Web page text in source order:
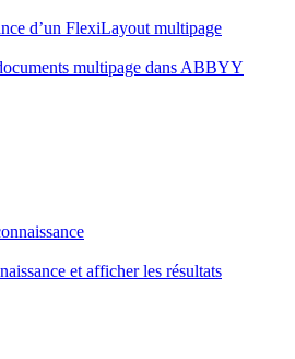
d’un FlexiLayout multipage
multipage dans ABBYY
et afficher les résultats